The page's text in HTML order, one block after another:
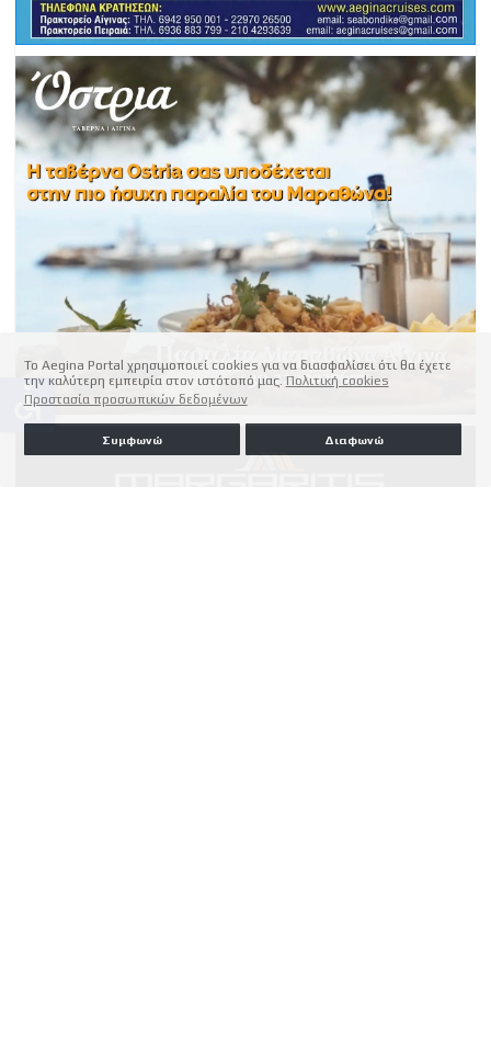
Το Aegina Portal χρησιμοποιεί cookies για να διασφαλίσει ότι θα έχετε
την καλύτερη εμπειρία στον ιστότοπό μας. Πολιτική cookies
Προστασία προσωπικών δεδομένων
Συμφωνώ Διαφωνώ
accessible